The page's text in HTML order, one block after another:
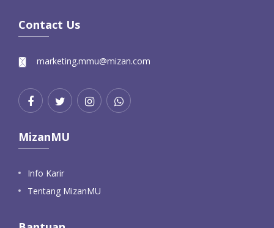
Contact Us
marketing.mmu@mizan.com
MizanMU
Info Karir
Tentang MizanMU